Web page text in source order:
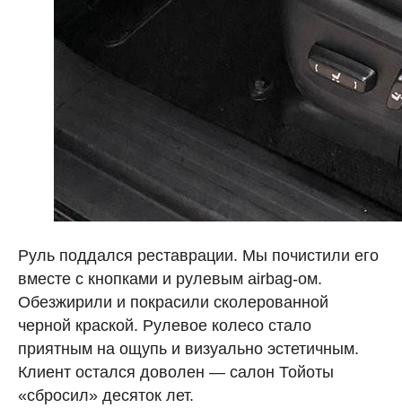
Руль поддался реставрации. Мы почистили его
вместе с кнопками и рулевым airbag-ом.
Обезжирили и покрасили сколерованной
черной краской. Рулевое колесо стало
приятным на ощупь и визуально эстетичным.
Клиент остался доволен — салон Тойоты
«сбросил» десяток лет.